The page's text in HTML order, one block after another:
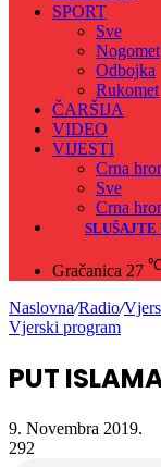
SPORT
Sve
Nogomet
Odbojka
Rukomet
ČARŠIJA
VIDEO
VIJESTI
Crna
Sve
Crna
SLUŠAJTE
Gračanica 27 ℃
Naslovna/Radio/
Vjerski program
PUT
9. Novembra 2019.
292